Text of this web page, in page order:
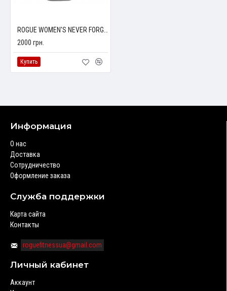
2000 грн.
Купить
Информация
О нас
Доставка
Сотрудничество
Оформление заказа
Служба поддержки
Карта сайта
Контакты
roguefitnessua@gmail.com
Личный кабинет
Аккаунт